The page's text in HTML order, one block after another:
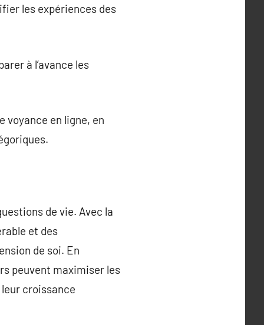
les expériences des
à l’avance les
voyance en ligne, en
de vie. Avec la
et des
de soi. En
peuvent maximiser les
croissance